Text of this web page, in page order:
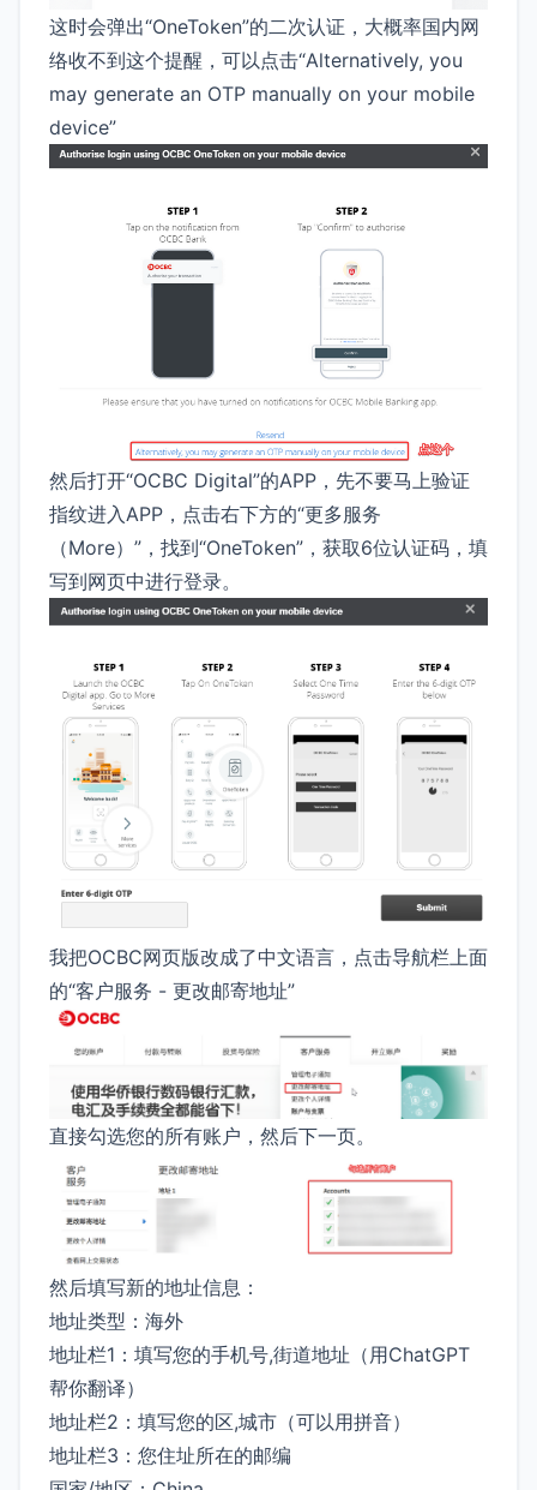
这时会弹出“OneToken”的二次认证，大概率国内网
络收不到这个提醒，可以点击“Alternatively, you
may generate an OTP manually on your mobile
device”
然后打开“OCBC Digital”的APP，先不要马上验证
指纹进入APP，点击右下方的“更多服务
（More）”，找到“OneToken”，获取6位认证码，填
写到网页中进行登录。
我把OCBC网页版改成了中文语言，点击导航栏上面
的“客户服务 - 更改邮寄地址”
直接勾选您的所有账户，然后下一页。
然后填写新的地址信息：
地址类型：海外
地址栏1：填写您的手机号,街道地址（用ChatGPT
帮你翻译）
地址栏2：填写您的区,城市（可以用拼音）
地址栏3：您住址所在的邮编